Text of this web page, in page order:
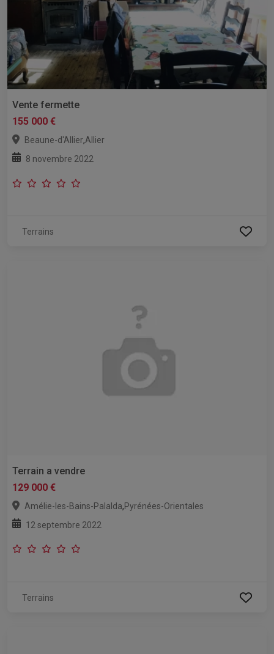
Vente fermette
155 000 €
Beaune-d'Allier,Allier
8 novembre 2022
Terrains
Terrain a vendre
129 000 €
Amélie-les-Bains-Palalda,Pyrénées-Orientales
12 septembre 2022
Terrains